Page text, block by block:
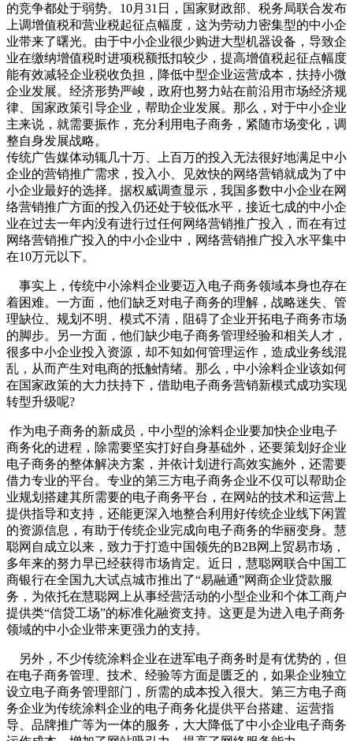
的竞争都处于弱势。10月31日，国家财政部、税务局联合发布
上调增值税和营业税起征点幅度，这为劳动力密集型的中小企
业带来了曙光。由于中小企业很少购进大型机器设备，导致企
业在缴纳增值税时进项税额抵扣较少，提高增值税起征点幅度
能有效减轻企业税收负担，降低中型企业运营成本，扶持小微
企业发展。经济形势严峻，政府也努力站在前沿用市场经济规
律、国家政策引导企业，帮助企业发展。那么，对于中小企业
主来说，就需要振作，充分利用电子商务，紧随市场变化，调
整自身发展战略。
传统广告媒体动辄几十万、上百万的投入无法很好地满足中小
企业的营销推广需求，投入小、见效快的网络营销就成为了中
小企业最好的选择。据权威调查显示，我国多数中小企业在网
络营销推广方面的投入仍还处于较低水平，接近七成的中小企
业在过去一年内没有进行过任何网络营销推广投入，而在有过
网络营销推广投入的中小企业中，网络营销推广投入水平集中
在10万元以下。
事实上，传统中小涂料企业要迈入电子商务领域本身也存在
着困难。一方面，他们缺乏对电子商务的理解，战略迷失、管
理缺位、规划不明、模式不清，阻碍了企业开拓电子商务市场
的脚步。另一方面，他们缺少电子商务管理经验和相关人才，
很多中小企业投入资源，却不知如何管理运作，造成业务线混
乱，从而产生对电商的抵触情绪。那么，中小涂料企业该如何
在国家政策的大力扶持下，借助电子商务营销新模式成功实现
转型升级呢?
作为电子商务的新成员，中小型的涂料企业要加快企业电子
商务化的进程，除需要坚实打好自身基础外，还要策划好企业
电子商务的整体解决方案，并依计划进行高效实施外，还需要
借力专业的平台。专业的第三方电子商务企业不仅可以帮助企
业规划搭建其所需要的电子商务平台，在网站的技术和运营上
提供指导和支持，还能更深入地整合利用好传统企业线下闲置
的资源信息，有助于传统企业完成向电子商务的华丽变身。慧
聪网自成立以来，致力于打造中国领先的B2B网上贸易市场，
多年来的努力早已经获得市场肯定。近日，慧聪网联合中国工
商银行在全国九大试点城市推出了“易融通”网商企业贷款服
务，为依托在慧聪网上从事经营活动的小型企业和个体工商户
提供类“信贷工场”的标准化融资支持。这更是为进入电子商务
领域的中小企业带来更强力的支持。
另外，不少传统涂料企业在进军电子商务时是有优势的，但
在电子商务管理、技术、经验等方面是匮乏的，如果企业独立
设立电子商务管理部门，所需的成本投入很大。第三方电子商
务企业为传统涂料企业的电子商务化提供平台搭建、运营指
导、品牌推广等为一体的服务，大大降低了中小企业电子商务